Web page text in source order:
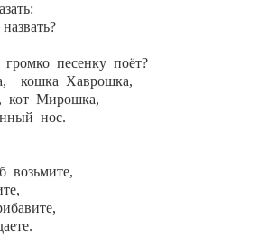
песенку поёт?
кошка Хаврошка,
кот Мирошка,
нос.